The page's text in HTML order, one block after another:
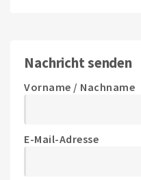
Nachricht senden
Vorname / Nachname
E-Mail-Adresse